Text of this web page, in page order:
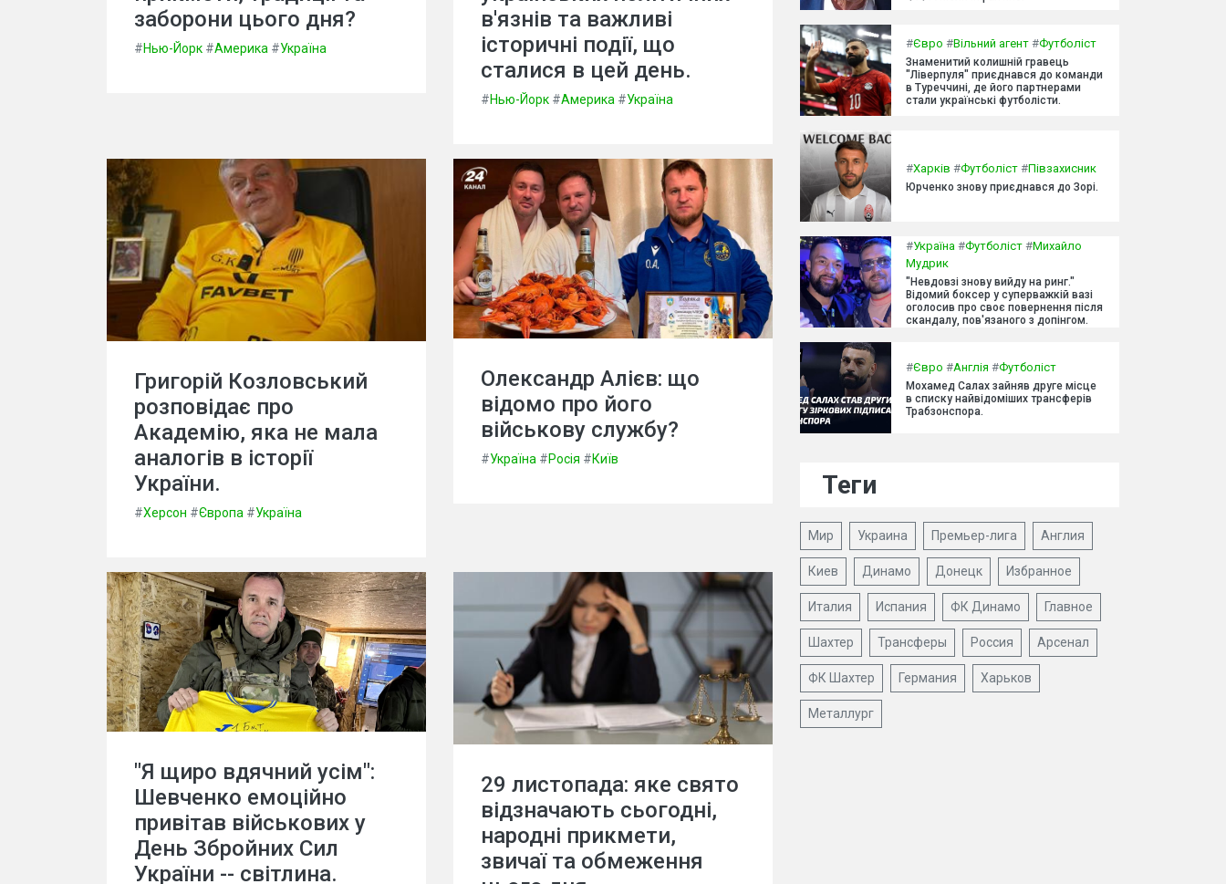
заборони цього дня?
#Нью-Йорк #Америка #Україна
в'язнів та важливі
історичні події, що
сталися в цей день.
#Нью-Йорк #Америка #Україна
Григорій Козловський
розповідає про
Академію, яка не мала
аналогів в історії
України.
#Херсон #Європа #Україна
Олександр Алієв: що
відомо про його
військову службу?
#Україна #Росія #Київ
"Я щиро вдячний усім":
Шевченко емоційно
привітав військових у
День Збройних Сил
України -- світлина.
29 листопада: яке свято
відзначають сьогодні,
народні прикмети,
звичаї та обмеження
#Євро #Вільний агент #Футболіст
Знаменитий колишній гравець
"Ліверпуля" приєднався до команди
в Туреччині, де його партнерами
стали українські футболісти.
#Харків #Футболіст #Півзахисник
Юрченко знову приєднався до Зорі.
#Україна #Футболіст #Михайло
Мудрик
"Невдовзі знову вийду на ринг."
Відомий боксер у суперважкій вазі
оголосив про своє повернення після
скандалу, пов'язаного з допінгом.
#Євро #Англія #Футболіст
Мохамед Салах зайняв друге місце
в списку найвідоміших трансферів
Трабзонспора.
Теги
Мир Украина Премьер-лига Англия
Киев Динамо Донецк Избранное
Италия Испания ФК Динамо Главное
Шахтер Трансферы Россия Арсенал
ФК Шахтер Германия Харьков
Металлург